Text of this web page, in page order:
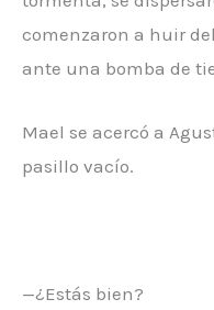
comenzaron a huir
ante una bomba de
Mael se acercó a
pasillo vacío.
—¿Estás bien?